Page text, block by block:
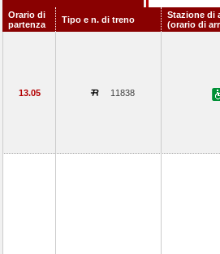
Orario di
partenza
Tipo e n. di treno
Stazione di
(orario di
13.05 11838